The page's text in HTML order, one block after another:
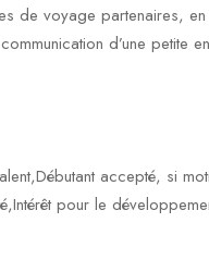
de voyage partenaires, en
d’une petite
accepté, si
pour le